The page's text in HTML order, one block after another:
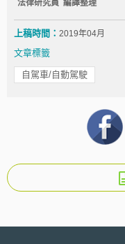
法律研究員 編譯整理
上稿時間： 2019年04月
文章標籤
自駕車/自動駕駛